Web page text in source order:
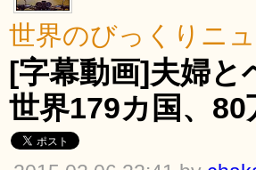
世界のびっくりニ
[字幕動画]夫婦と
世界179カ国、